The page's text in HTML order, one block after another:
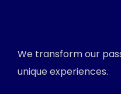
We transform our
unique experiences.